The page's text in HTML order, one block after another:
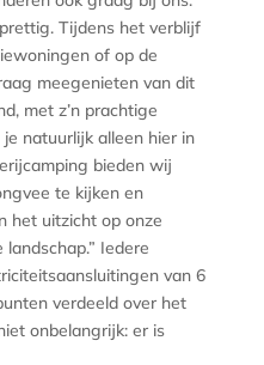
Tijdens het verblijf
of op de
meegenieten van dit
met z’n prachtige
natuurlijk alleen hier in
bieden wij
te kijken en
het uitzicht op onze
Iedere
van 6
verdeeld over het
onbelangrijk: er is